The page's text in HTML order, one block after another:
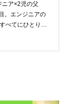
ニア×2児の父
。エンジニアの
べてにひとりで
いう名前をつけ